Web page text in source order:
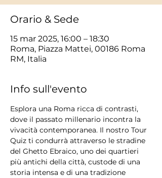
Orario & Sede
15 mar 2025, 16:00 – 18:30
Roma, Piazza Mattei, 00186 Roma
RM, Italia
Info sull'evento
Esplora una Roma ricca di contrasti,
dove il passato millenario incontra la
vivacità contemporanea. Il nostro Tour
Quiz ti condurrà attraverso le stradine
del Ghetto Ebraico, uno dei quartieri
più antichi della città, custode di una
storia intensa e di una tradizione